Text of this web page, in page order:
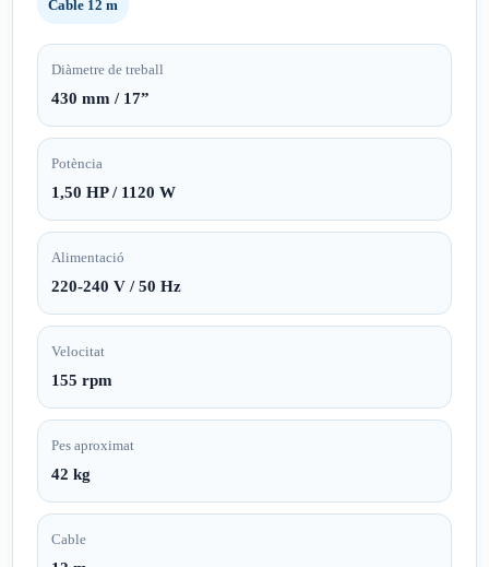
Cable 12 m
Diàmetre de treball
430 mm / 17”
Potència
1,50 HP / 1120 W
Alimentació
220-240 V / 50 Hz
Velocitat
155 rpm
Pes aproximat
42 kg
Cable